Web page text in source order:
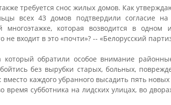
требуется снос жилых домов. Как
всех 43 домов подтвердили согласие
многоэтажке, которая возводится в одном
не входит в это «почти»? -- «Белорусский
обратили особое внимание
без вырубки старых, больных,
вместо каждого убранного высадить пять
время субботника на лидских улицах, во